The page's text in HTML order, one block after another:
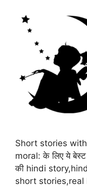
Short stories
moral: के लिए ये बेस्ट
की hindi
short stories,real